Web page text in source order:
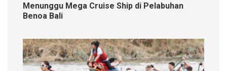
Menunggu Mega Cruise Ship di Pelabuhan
Benoa Bali